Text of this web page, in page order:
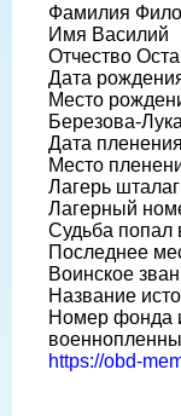
Фамилия
Имя Василий
Отчество
Дата
Место
Березова-Лука
Дата
Место
Лагерь
Лагерный
Судьба попал
Последнее
Воинское
Название
Номер фонда
https://obd-